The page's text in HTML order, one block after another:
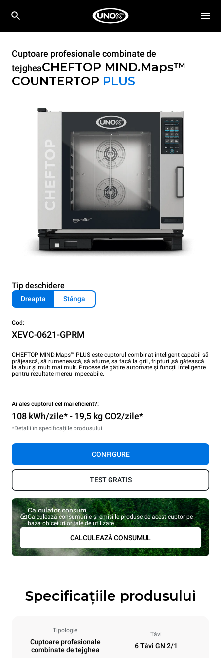
Cuptoare profesionale combinate de
tejgheaCHEFTOP MIND.Maps™
COUNTERTOP PLUS
Tip deschidere
Dreapta Stânga
Cod:
XEVC-0621-GPRM
CHEFTOP MIND.Maps™ PLUS este cuptorul combinat inteligent capabil să
prăjească, să rumenească, să afume, sa facă la grill, fripturi ,să gătească
la abur și mult mai mult. Procese de gătire automate și funcții inteligente
pentru rezultate mereu impecabile.
Ai ales cuptorul cel mai eficient?:
108 kWh/zile* - 19,5 kg CO2/zile*
*Detalii în specificațiile produsului.
CONFIGURE
TEST GRATIS
Calculator consum
Calculează consumurile și emisiile produse de acest cuptor pe
baza obiceiurilor tale de utilizare
CALCULEAZĂ CONSUMUL
Specificațiile produsului
Tipologie
Cuptoare profesionale
combinate de tejghea
Tăvi
6 Tăvi GN 2/1